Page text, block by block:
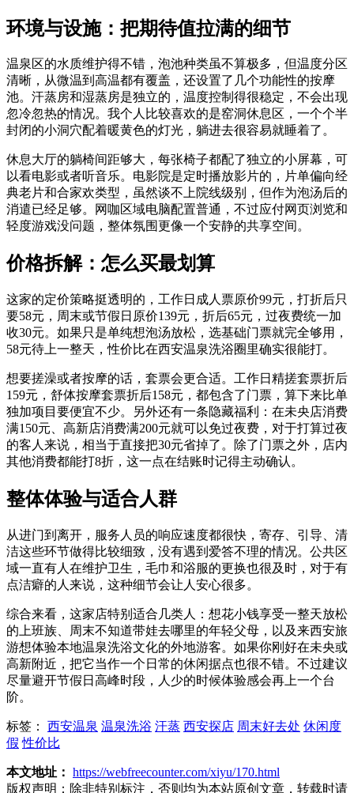
环境与设施：把期待值拉满的细节
温泉区的水质维护得不错，泡池种类虽不算极多，但温度分区
清晰，从微温到高温都有覆盖，还设置了几个功能性的按摩
池。汗蒸房和湿蒸房是独立的，温度控制得很稳定，不会出现
忽冷忽热的情况。我个人比较喜欢的是窑洞休息区，一个个半
封闭的小洞穴配着暖黄色的灯光，躺进去很容易就睡着了。
休息大厅的躺椅间距够大，每张椅子都配了独立的小屏幕，可
以看电影或者听音乐。电影院是定时播放影片的，片单偏向经
典老片和合家欢类型，虽然谈不上院线级别，但作为泡汤后的
消遣已经足够。网咖区域电脑配置普通，不过应付网页浏览和
轻度游戏没问题，整体氛围更像一个安静的共享空间。
价格拆解：怎么买最划算
这家的定价策略挺透明的，工作日成人票原价99元，打折后只
要58元，周末或节假日原价139元，折后65元，过夜费统一加
收30元。如果只是单纯想泡汤放松，选基础门票就完全够用，
58元待上一整天，性价比在西安温泉洗浴圈里确实很能打。
想要搓澡或者按摩的话，套票会更合适。工作日精搓套票折后
159元，舒体按摩套票折后158元，都包含了门票，算下来比单
独加项目要便宜不少。另外还有一条隐藏福利：在未央店消费
满150元、高新店消费满200元就可以免过夜费，对于打算过夜
的客人来说，相当于直接把30元省掉了。除了门票之外，店内
其他消费都能打8折，这一点在结账时记得主动确认。
整体体验与适合人群
从进门到离开，服务人员的响应速度都很快，寄存、引导、清
洁这些环节做得比较细致，没有遇到爱答不理的情况。公共区
域一直有人在维护卫生，毛巾和浴服的更换也很及时，对于有
点洁癖的人来说，这种细节会让人安心很多。
综合来看，这家店特别适合几类人：想花小钱享受一整天放松
的上班族、周末不知道带娃去哪里的年轻父母，以及来西安旅
游想体验本地温泉洗浴文化的外地游客。如果你刚好在未央或
高新附近，把它当作一个日常的休闲据点也很不错。不过建议
尽量避开节假日高峰时段，人少的时候体验感会再上一个台
阶。
标签： 西安温泉 温泉洗浴 汗蒸 西安探店 周末好去处 休闲度
假 性价比
本文地址： https://webfreecounter.com/xiyu/170.html
版权声明： 除非特别标注，否则均为本站原创文章，转载时请